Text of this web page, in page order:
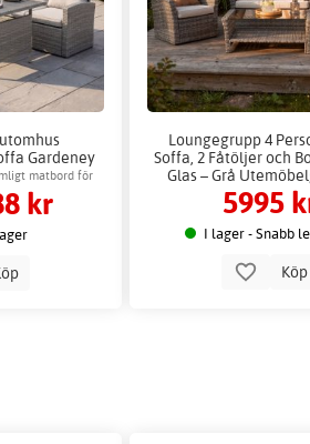
Gardeney
matbord för
kr
Loungegrupp 4
Soffa, 2 Fåtöljer och
Glas – Grå
Altan &
5995
I lager - Snabb
Köp